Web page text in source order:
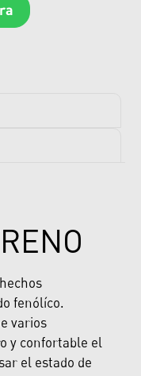
fenólíco.
varios
y confortable el
el estado de